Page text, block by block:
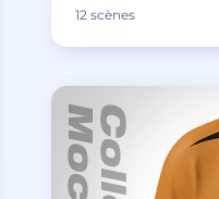
12 scènes